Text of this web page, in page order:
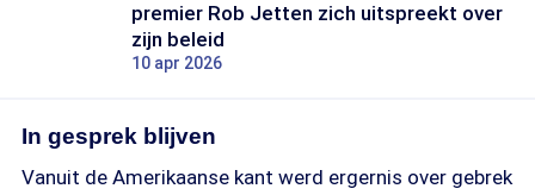
premier Rob Jetten zich uitspreekt over
zijn beleid
10 apr 2026
In gesprek blijven
Vanuit de Amerikaanse kant werd ergernis over gebrek